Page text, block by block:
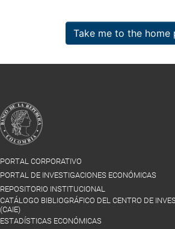
Take me to the home
PORTAL CORPORATIVO
PORTAL DE INVESTIGACIONES ECONÓMICAS
REPOSITORIO INSTITUCIONAL
CATÁLOGO BIBLIOGRÁFICO DEL CENTRO DE
(CAIE)
ESTADÍSTICAS ECONÓMICAS